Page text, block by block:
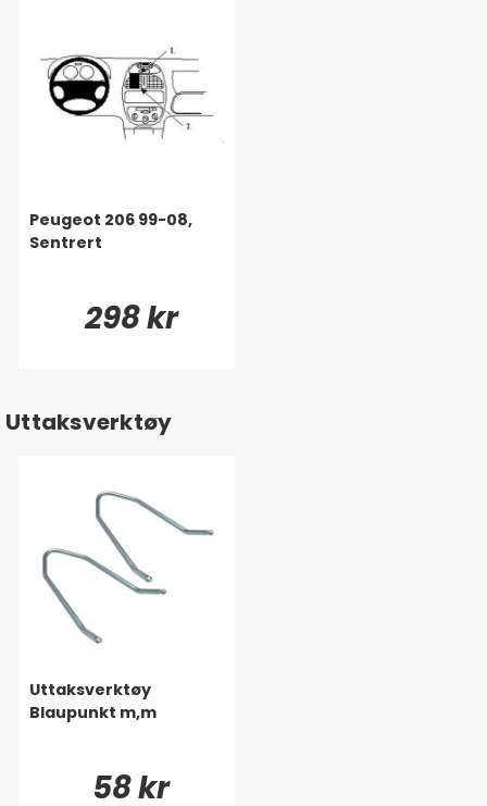
Peugeot 206 99-08,
Sentrert
298 kr
Uttaksverktøy
Uttaksverktøy
Blaupunkt m,m
58 kr